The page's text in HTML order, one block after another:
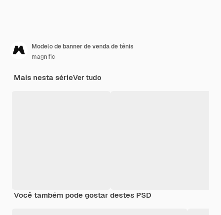
Modelo de banner de venda de tênis
magnific
Mais nesta sérieVer tudo
Você também pode gostar destes PSD